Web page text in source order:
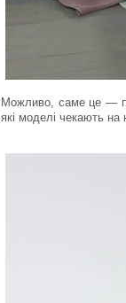
Можливо, саме це —
які моделі чекають на